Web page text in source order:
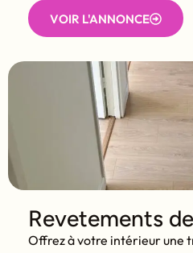
VOIR L'ANNONCE
Revetements
Offrez à votre intérieur une